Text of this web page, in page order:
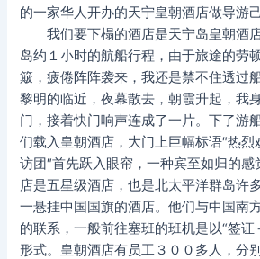
的一家华人开办的天宁皇朝酒店做导游
我们要下榻的酒店是天宁岛皇朝酒
岛约１小时的航船行程，由于旅途的劳
簸，疲倦阵阵袭来，我还是禁不住透过
黎明的临近，夜幕散去，朝霞升起，我
门，接着快门响声连成了一片。下了游
们载入皇朝酒店，大门上巨幅标语″热
访团″首先跃入眼帘，一种宾至如归的
店是五星级酒店，也是北太平洋群岛许
一悬挂中国国旗的酒店。他们与中国南
的联系，一般前往塞班的班机是以“签证
形式。皇朝酒店有员工３００多人，分